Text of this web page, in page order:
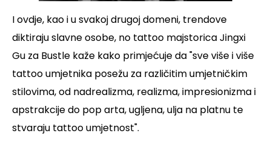
I ovdje, kao i u svakoj drugoj domeni, trendove
diktiraju slavne osobe, no tattoo majstorica Jingxi
Gu za Bustle kaže kako primjećuje da"sve više i više
tattoo umjetnika posežu za različitim umjetničkim
stilovima, od nadrealizma, realizma, impresionizma i
apstrakcije do pop arta, ugljena, ulja na platnu te
stvaraju tattoo umjetnost".